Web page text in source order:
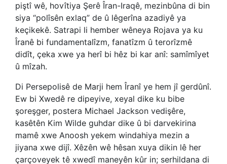
piştî wê, hovîtiya Şerê Îran-Iraqê, mezinbûna di bin
siya “polîsên exlaq” de û lêgerîna azadiyê ya
keçikekê. Satrapi li hember wêneya Rojava ya ku
Îranê bi fundamentalîzm, fanatîzm û terorîzmê
didît, çeka xwe ya herî bi hêz bi kar anî: samîmîyet
û mîzah.
Di Persepolisê de Marji hem Îranî ye hem jî gerdûnî.
Ew bi Xwedê re dipeyive, xeyal dike ku bibe
şoreşger, postera Michael Jackson vedişêre,
kasêtên Kim Wilde guhdar dike û bi darvekirina
mamê xwe Anoosh yekem windahiya mezin a
jiyana xwe dijî. Xêzên wê hêsan xuya dikin lê her
çarçoveyek tê xwedî maneyên kûr in; serhildana di